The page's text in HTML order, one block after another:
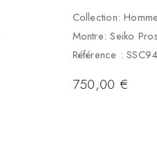
Collection: Homme
Montre: Seiko
Référence :
750,00€